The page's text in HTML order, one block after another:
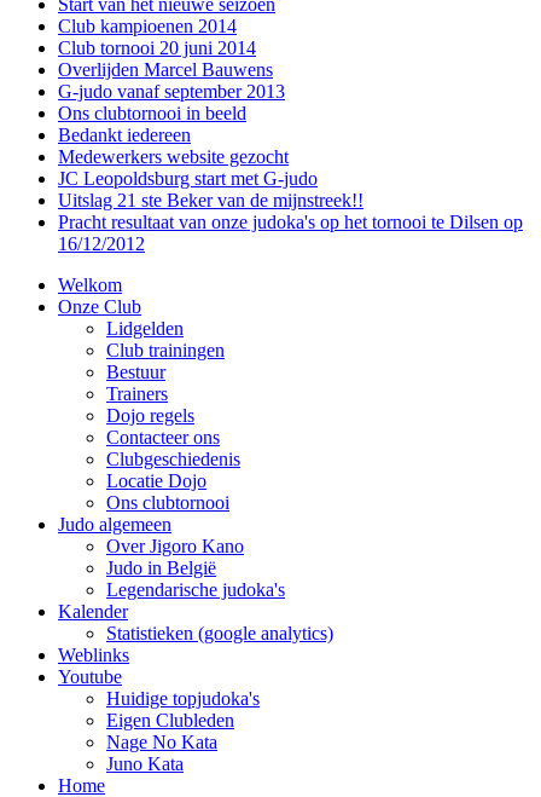
Club kampioenen 2014
Club tornooi 20 juni 2014
Overlijden Marcel Bauwens
G-judo vanaf september 2013
Ons clubtornooi in beeld
Bedankt iedereen
Medewerkers website gezocht
JC Leopoldsburg start met G-judo
Uitslag 21 ste Beker van de mijnstreek!!
Pracht resultaat van onze judoka's op het tornooi te Dilsen op
16/12/2012
Welkom
Onze Club
Lidgelden
Club trainingen
Bestuur
Trainers
Dojo regels
Contacteer ons
Clubgeschiedenis
Locatie Dojo
Ons clubtornooi
Judo algemeen
Over Jigoro Kano
Judo in België
Legendarische judoka's
Kalender
Statistieken (google analytics)
Weblinks
Youtube
Huidige topjudoka's
Eigen Clubleden
Nage No Kata
Juno Kata
Home